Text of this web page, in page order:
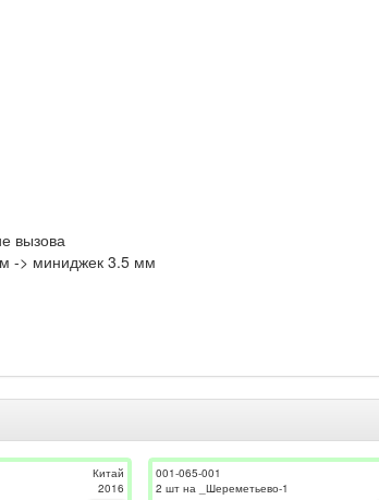
вызова
-> миниджек 3.5 мм
Китай
2016
001-065-001
2 шт на _Шереметьево-1